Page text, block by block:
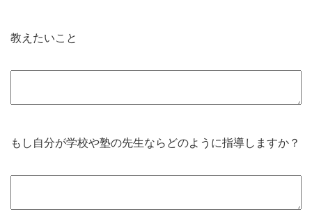
教えたいこと
もし自分が学校や塾の先生ならどのように指導しますか？